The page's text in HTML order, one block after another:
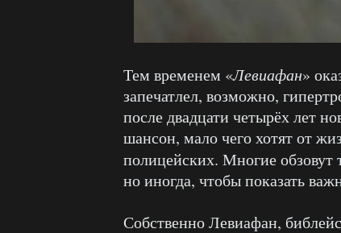
Тем временем «Левиафан»
запечатлел, возможно,
после двадцати четырёх лет
шансон, мало чего хотят от
полицейских. Многие обзовут
но иногда, чтобы показать
Собственно Левиафан,